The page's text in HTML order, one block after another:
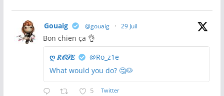
Gouaig @gouaig · 29 Juil
Bon chien ça 👌
ღ 𝑅𝒪𝒮𝐸
@Ro_z1e
What would you do? 🤔🐶
5 Twitter